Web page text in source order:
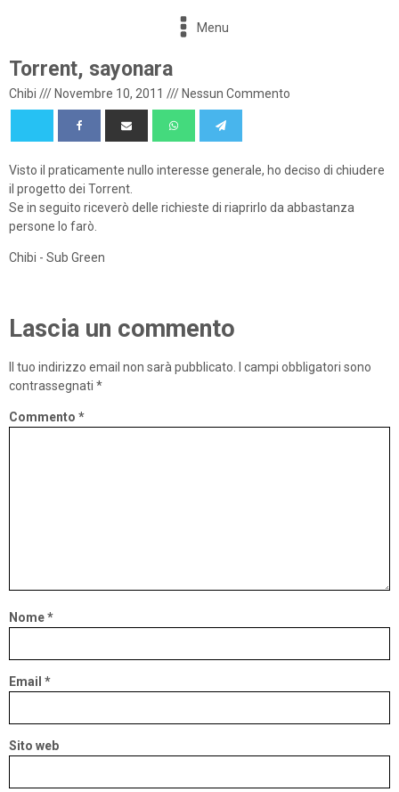
Menu
Torrent, sayonara
Chibi /// Novembre 10, 2011 /// Nessun Commento
Visto il praticamente nullo interesse generale, ho deciso di chiudere
il progetto dei Torrent.
Se in seguito riceverò delle richieste di riaprirlo da abbastanza
persone lo farò.
Chibi - Sub Green
Lascia un commento
Il tuo indirizzo email non sarà pubblicato.
I campi obbligatori sono
contrassegnati *
Commento *
Nome*
Email *
Sito web